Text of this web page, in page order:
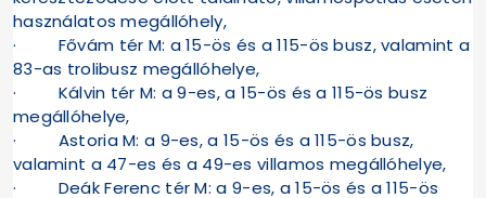
használatos megállóhely,
· Fővám tér M: a 15-ös és a 115-ös busz, valamint a
83-as trolibusz megállóhelye,
· Kálvin tér M: a 9-es, a 15-ös és a 115-ös busz
megállóhelye,
· Astoria M: a 9-es, a 15-ös és a 115-ös busz,
valamint a 47-es és a 49-es villamos megállóhelye,
· Deák Ferenc tér M: a 9-es, a 15-ös és a 115-ös